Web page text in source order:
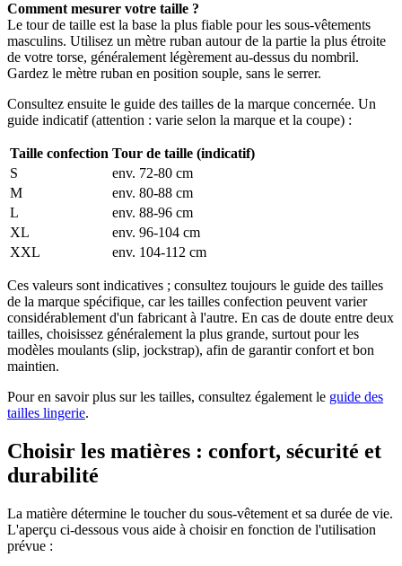
Comment mesurer votre taille ?
Le tour de taille est la base la plus fiable pour les sous-vêtements
masculins. Utilisez un mètre ruban autour de la partie la plus étroite
de votre torse, généralement légèrement au-dessus du nombril.
Gardez le mètre ruban en position souple, sans le serrer.
Consultez ensuite le guide des tailles de la marque concernée. Un
guide indicatif (attention : varie selon la marque et la coupe) :
Taille confection Tour de taille (indicatif)
S
env. 72-80 cm
M
env. 80-88 cm
L
env. 88-96 cm
XL
env. 96-104 cm
XXL
env. 104-112 cm
Ces valeurs sont indicatives ; consultez toujours le guide des tailles
de la marque spécifique, car les tailles confection peuvent varier
considérablement d'un fabricant à l'autre. En cas de doute entre deux
tailles, choisissez généralement la plus grande, surtout pour les
modèles moulants (slip, jockstrap), afin de garantir confort et bon
maintien.
Pour en savoir plus sur les tailles, consultez également le guide des
tailles lingerie.
Choisir les matières : confort, sécurité et
durabilité
La matière détermine le toucher du sous-vêtement et sa durée de vie.
L'aperçu ci-dessous vous aide à choisir en fonction de l'utilisation
prévue :